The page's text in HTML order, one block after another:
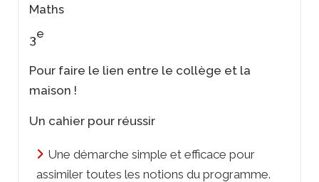
Maths
3e
Pour faire le lien entre le collège et la
maison !
Un cahier pour réussir
Une démarche simple et efficace pour
assimiler toutes les notions du programme.